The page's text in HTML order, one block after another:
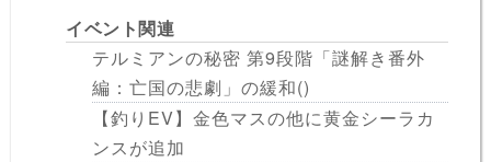
イベント関連
テルミアンの秘密 第9段階「謎解き番外
編：亡国の悲劇」の緩和()
【釣りEV】金色マスの他に黄金シーラカ
ンスが追加